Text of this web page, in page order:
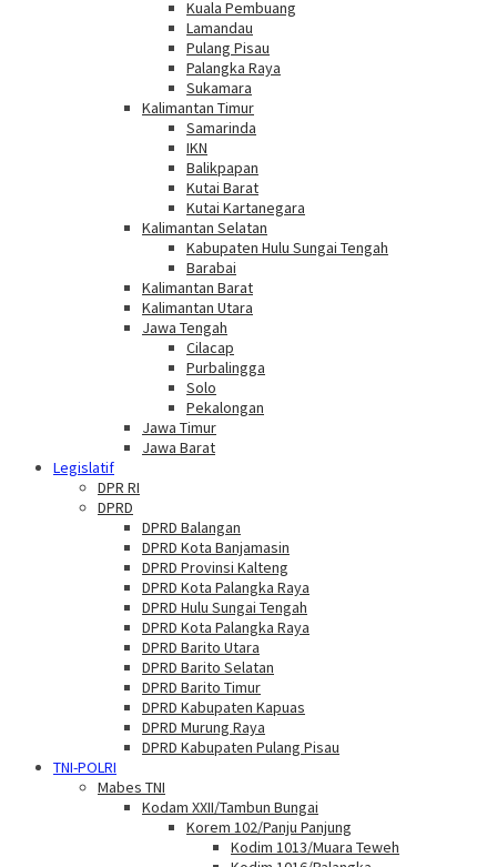
Kuala Pembuang
Lamandau
Pulang Pisau
Palangka Raya
Sukamara
Kalimantan Timur
Samarinda
IKN
Balikpapan
Kutai Barat
Kutai Kartanegara
Kalimantan Selatan
Kabupaten Hulu Sungai Tengah
Barabai
Kalimantan Barat
Kalimantan Utara
Jawa Tengah
Cilacap
Purbalingga
Solo
Pekalongan
Jawa Timur
Jawa Barat
Legislatif
DPR RI
DPRD
DPRD Balangan
DPRD Kota Banjamasin
DPRD Provinsi Kalteng
DPRD Kota Palangka Raya
DPRD Hulu Sungai Tengah
DPRD Kota Palangka Raya
DPRD Barito Utara
DPRD Barito Selatan
DPRD Barito Timur
DPRD Kabupaten Kapuas
DPRD Murung Raya
DPRD Kabupaten Pulang Pisau
TNI-POLRI
Mabes TNI
Kodam XXII/Tambun Bungai
Korem 102/Panju Panjung
Kodim 1013/Muara Teweh